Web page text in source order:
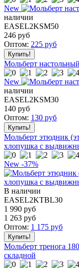
New
наличии
EASEL2KSM50
246 руб
Оптом: 225 руб
Мольберт
New
наличии
EASEL2KSM30
140 руб
Оптом: 130 руб
Мольберт этюдник
хлопушка с
New -37%
В наличии
EASEL2KTBL30
1 990 руб
1 263 руб
Оптом: 1 175 руб
Мольберт тренога
складной